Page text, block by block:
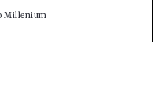
Millenium